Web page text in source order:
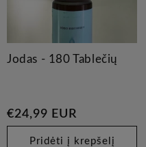
Jodas - 180 Tablečių
Įprasta
kaina
€24,99 EUR
Pridėti į krepšelį